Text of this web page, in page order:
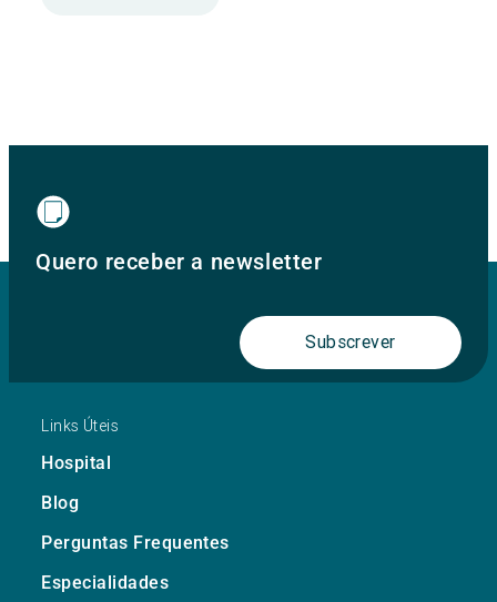
Quero receber a newsletter
Subscrever
Links Úteis
Hospital
Blog
Perguntas Frequentes
Especialidades